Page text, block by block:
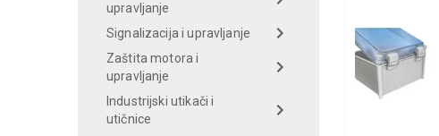
upravljanje
Signalizacija i upravljanje
Zaštita motora i
upravljanje
Industrijski utikači i
utičnice